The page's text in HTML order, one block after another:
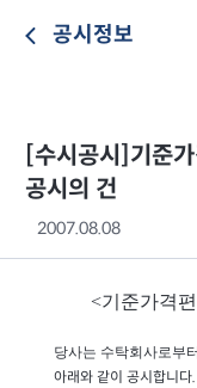
공시정보
[수시공시]기준
공시의 건
2007.08.08
<기준가격
당사는 수탁회사로부
아래와 같이 공시합니다.